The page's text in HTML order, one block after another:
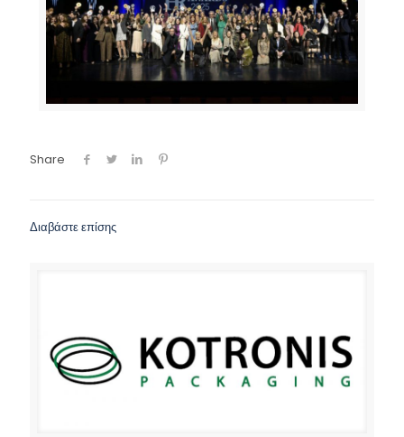
Share
Διαβάστε επίσης